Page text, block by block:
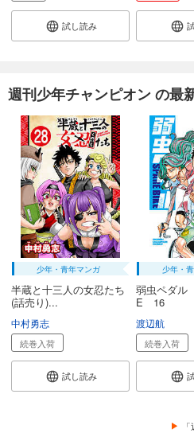
弱虫ペダル 89
649円 (税込)
あらすじを表示する
弱虫ペダル 90
649円 (税込)
あらすじを表示する
弱虫ペダル 91
試し読み
週刊少年チャンピオン の最
少年・青年マンガ
半蔵と十三人の女忍たち
(話売り)...
中村勇志
続巻入荷
試し読み
少年・
弱虫ペダ
E 16
渡辺航
続巻入荷